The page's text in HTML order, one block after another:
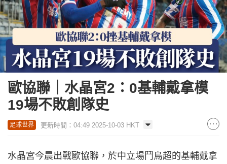
歐協聯｜水晶宮2：0基輔戴拿模
19場不敗創隊史
足球世界 更新時間：04:49 2025-10-03 HKT
水晶宮今晨出戰歐協聯，於中立場鬥烏超的基輔戴拿